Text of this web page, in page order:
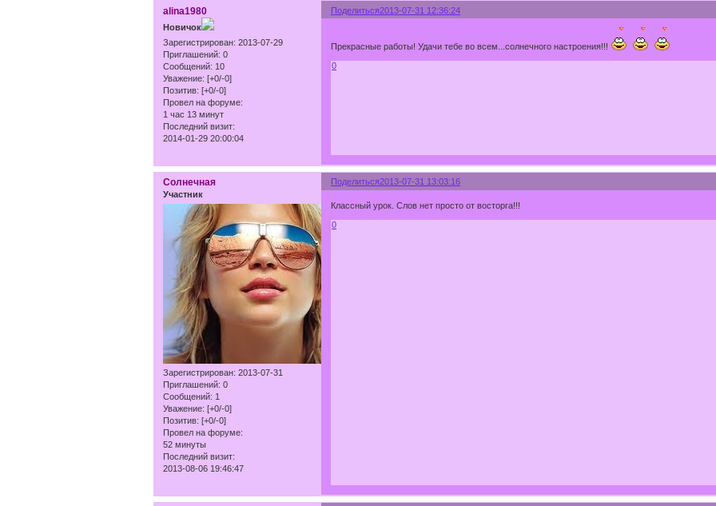
Поделиться2013-07-31 12:36:24
alina1980
Новичок
Зарегистрирован: 2013-07-29
Приглашений: 0
Сообщений: 10
Уважение: [+0/-0]
Позитив: [+0/-0]
Провел на форуме:
1 час 13 минут
Последний визит:
2014-01-29 20:00:04
Прекрасные работы! Удачи тебе во всем...солнечного настроения!!!
0
Поделиться2013-07-31 13:03:16
Солнечная
Участник
Зарегистрирован: 2013-07-31
Приглашений: 0
Сообщений: 1
Уважение: [+0/-0]
Позитив: [+0/-0]
Провел на форуме:
52 минуты
Последний визит:
2013-08-06 19:46:47
Классный урок. Слов нет просто от восторга!!!
0